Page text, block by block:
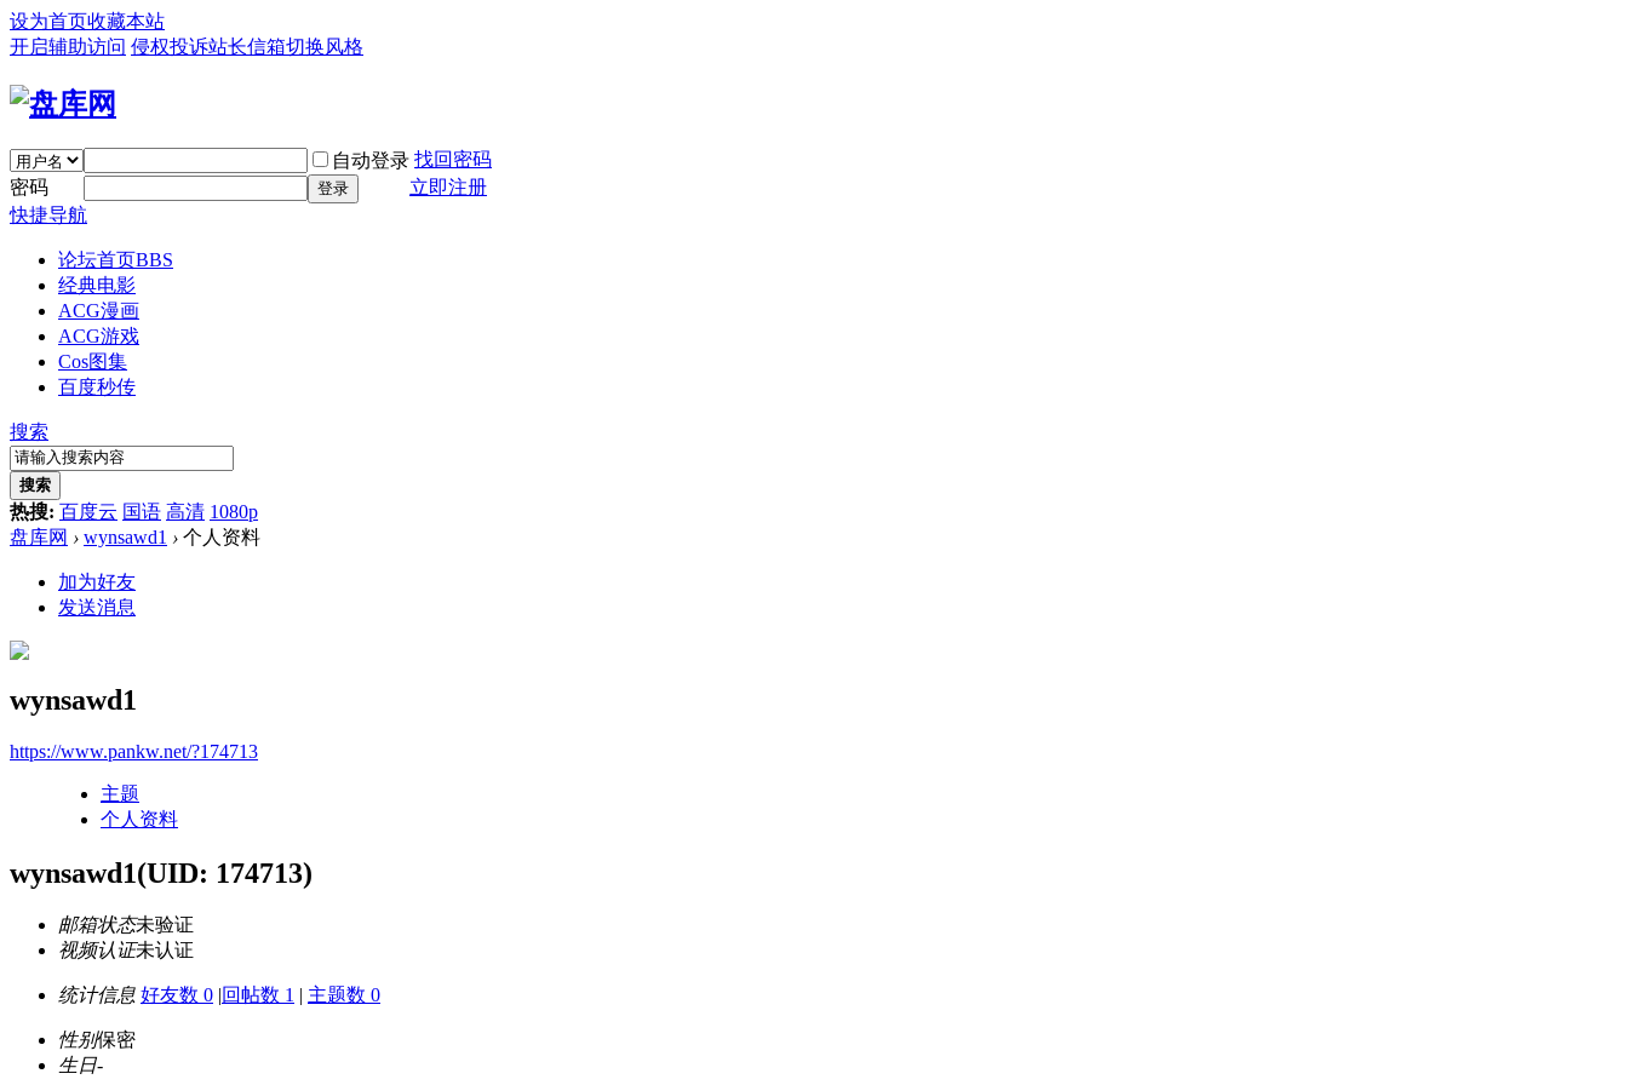
设为首页收藏本站
开启辅助访问 侵权投诉站长信箱切换风格
自动登录 找回密码
密码
登录
立即注册
快捷导航
论坛首页BBS
经典电影
ACG漫画
ACG游戏
Cos图集
百度秒传
搜索
搜索
热搜: 百度云 国语 高清 1080p
盘库网 › wynsawd1 › 个人资料
加为好友
发送消息
wynsawd1
https://www.pankw.net/?174713
主题
个人资料
wynsawd1(UID: 174713)
邮箱状态未验证
视频认证未认证
统计信息 好友数 0 |回帖数 1 | 主题数 0
性别保密
生日-